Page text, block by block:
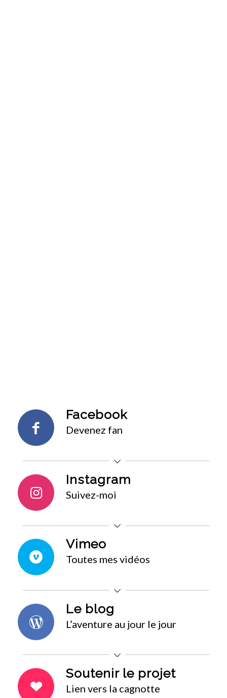
Facebook
Devenez fan
Instagram
Suivez-moi
Vimeo
Toutes mes vidéos
Le blog
L’aventure au jour le jour
Soutenir le projet
Lien vers la cagnotte